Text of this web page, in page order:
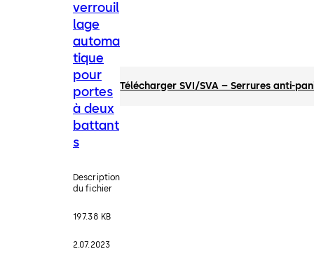
verrouil
lage
automa
tique
pour
portes
à deux
battant
s
Description
du fichier
197.38 KB
2.07.2023
Télécharger SVI/SVA – Serrures anti-